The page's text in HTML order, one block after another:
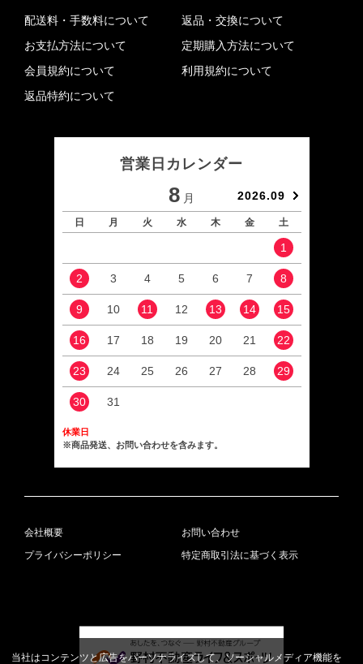
配送料・手数料について
お支払方法について
会員規約について
返品特約について
返品・交換について
定期購入方法について
利用規約について
営業日カレンダー
8 月 2026.09
日 月 火 水 木 金 土
1
2 3 4 5 6 7 8
9 10 11 12 13 14 15
16 17 18 19 20 21 22
23 24 25 26 27 28 29
30 31
休業日
※商品発送、お問い合わせを含みます。
会社概要
お問い合わせ
プライバシーポリシー
特定商取引法に基づく表示
当社はコンテンツと広告をパーソナライズして、ソーシャルメディア機能を